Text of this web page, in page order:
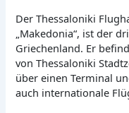
Der Thessaloniki
„Makedonia“, ist der
Griechenland. Er
von Thessaloniki
über einen Terminal
auch internationale